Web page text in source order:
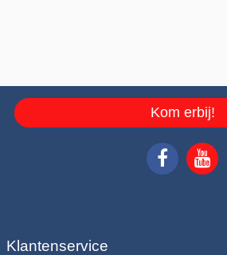
Kom erbij!
Klantenservice